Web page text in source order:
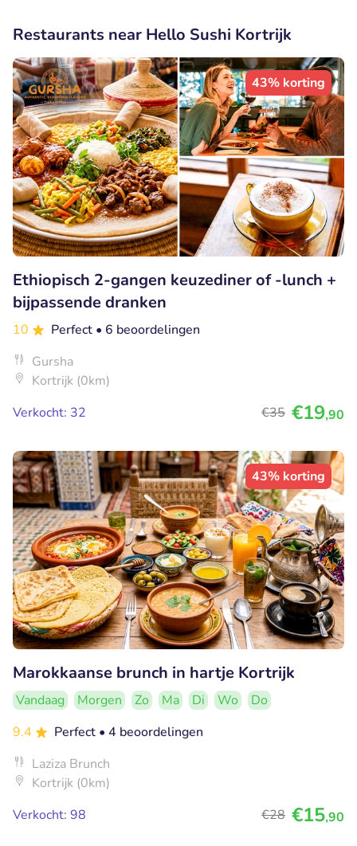
Restaurants near Hello Sushi Kortrijk
43% korting
Ethiopisch 2-gangen keuzediner of -lunch +
bijpassende dranken
10 Perfect • 6 beoordelingen
Gursha
Kortrijk (0km)
Verkocht: 32
€35 €19,90
43% korting
Marokkaanse brunch in hartje Kortrijk
Vandaag Morgen Zo Ma Di Wo
Do
9.4
Perfect • 4 beoordelingen
Laziza Brunch
Kortrijk (0km)
Verkocht: 98
€28 €15,90